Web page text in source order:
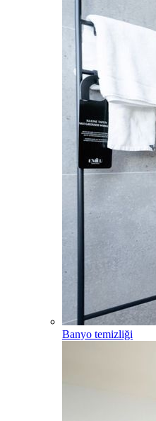
Banyo temizliği